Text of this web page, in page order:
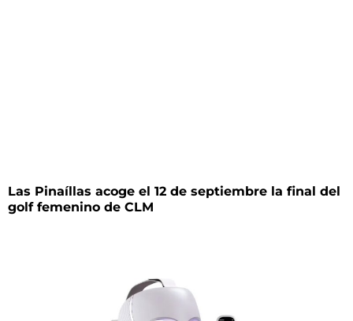
Las Pinaíllas acoge el 12 de septiembre la final del
golf femenino de CLM